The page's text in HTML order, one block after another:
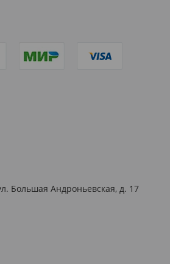
Большая Андроньевская, д. 17